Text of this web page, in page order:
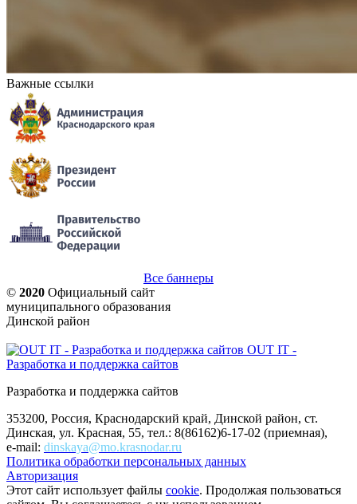
Важные ссылки
Все баннеры
© 2020 Официальный сайт
муниципального образования
Динской район
OUT IT -
Разработка и поддержка сайтов
Разработка и поддержка сайтов
353200, Россия, Краснодарский край, Динской район, ст.
Динская, ул. Красная, 55, тел.: 8(86162)6-17-02 (приемная),
e-mail: dinskaya@mo.krasnodar.ru
Политика обработки персональных данных
Авторизация
Этот сайт использует файлы cookie. Продолжая пользоваться